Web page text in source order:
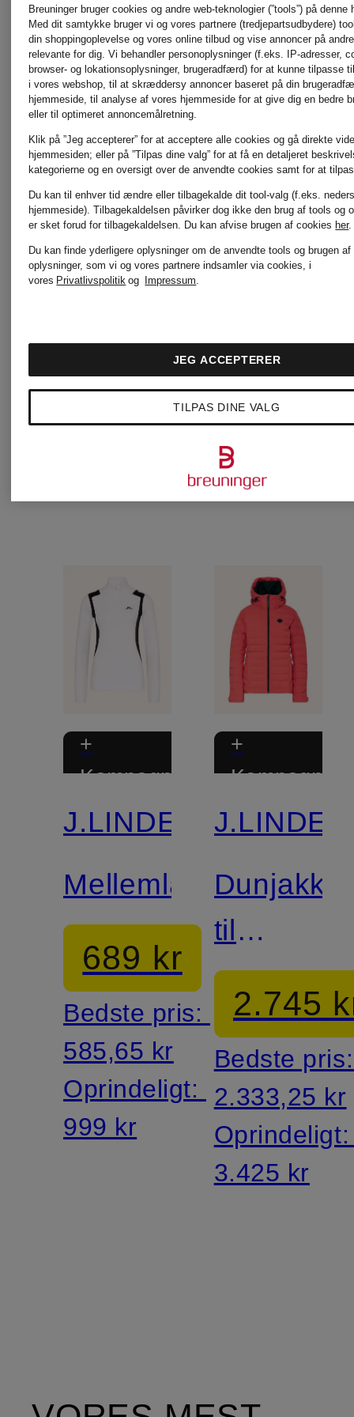
Skijakke
1.985 kr
Bedste pris:
1.687,25 kr
Oprindeligt:
3.045 kr
Midlayer-
jakke
1.065
Bedste
905,25 kr
+
Kampagnerabat
J.LINDEBERG
Mellemlag
689 kr
Bedste pris:
585,65 kr
Oprindeligt:
999 kr
+
Dunjakke
til
skiløb
2.745
Bedste
2.333,25 kr
3.425 kr
Breuninger bruger cookies og andre web-teknologier (”tools”) på denne
Med dit samtykke bruger vi og vores partnere (tredjepartsudbydere)
din shoppingoplevelse og vores online tilbud og vise annoncer på
relevante for dig. Vi behandler personoplysninger (f.eks. IP-adresser,
browser- og lokationsoplysninger, brugeradfærd) for at kunne tilpasse
i vores webshop, til at skræddersy annoncer baseret på din
hjemmeside, til analyse af vores hjemmeside for at give dig en bedre
eller til optimeret annoncemålretning.
Klik på ”Jeg accepterer” for at acceptere alle cookies og gå direkte
hjemmesiden; eller på ”Tilpas dine valg” for at få en detaljeret
kategorierne og en oversigt over de anvendte cookies samt for at
Du kan til enhver tid ændre eller tilbagekalde dit tool-valg (f.eks.
hjemmeside). Tilbagekaldelsen påvirker dog ikke den brug af tools og
er sket forud for tilbagekaldelsen. Du kan afvise brugen af cookies her.
Du kan finde yderligere oplysninger om de anvendte tools og brugen af
oplysninger, som vi og vores partnere indsamler via cookies, i
vores Privatlivspolitik og Impressum.
TILPAS DINE VALG
JEG ACCEPTERER